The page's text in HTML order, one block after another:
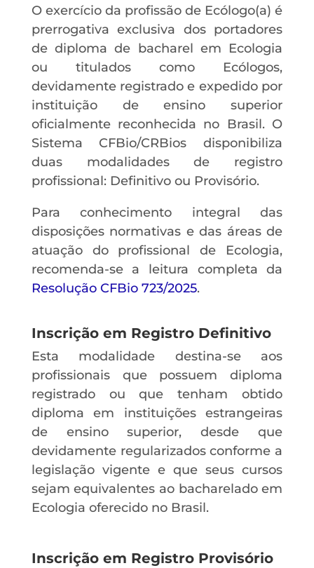
O exercício da profissão de Ecólogo(a) é
prerrogativa exclusiva dos portadores
de diploma de bacharel em Ecologia
ou titulados como Ecólogos,
devidamente registrado e expedido por
instituição de ensino superior
oficialmente reconhecida no Brasil. O
Sistema CFBio/CRBios disponibiliza
duas modalidades de registro
profissional: Definitivo ou Provisório.
Para conhecimento integral das
disposições normativas e das áreas de
atuação do profissional de Ecologia,
recomenda-se a leitura completa da
Resolução CFBio 723/2025.
Inscrição em Registro Definitivo
Esta modalidade destina-se aos
profissionais que possuem diploma
registrado ou que tenham obtido
diploma em instituições estrangeiras
de ensino superior, desde que
devidamente regularizados conforme a
legislação vigente e que seus cursos
sejam equivalentes ao bacharelado em
Ecologia oferecido no Brasil.
Inscrição em Registro Provisório